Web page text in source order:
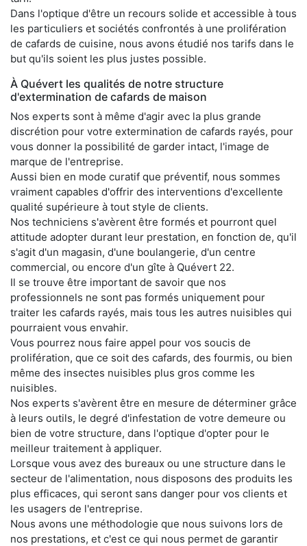
Dans l'optique d'être un recours solide et accessible à tous
les particuliers et sociétés confrontés à une prolifération
de cafards de cuisine, nous avons étudié nos tarifs dans le
but qu'ils soient les plus justes possible.
À Quévert les qualités de notre structure
d'extermination de cafards de maison
Nos experts sont à même d'agir avec la plus grande
discrétion pour votre extermination de cafards rayés, pour
vous donner la possibilité de garder intact, l'image de
marque de l'entreprise.
Aussi bien en mode curatif que préventif, nous sommes
vraiment capables d'offrir des interventions d'excellente
qualité supérieure à tout style de clients.
Nos techniciens s'avèrent être formés et pourront quel
attitude adopter durant leur prestation, en fonction de, qu'il
s'agit d'un magasin, d'une boulangerie, d'un centre
commercial, ou encore d'un gîte à Quévert 22.
Il se trouve être important de savoir que nos
professionnels ne sont pas formés uniquement pour
traiter les cafards rayés, mais tous les autres nuisibles qui
pourraient vous envahir.
Vous pourrez nous faire appel pour vos soucis de
prolifération, que ce soit des cafards, des fourmis, ou bien
même des insectes nuisibles plus gros comme les
nuisibles.
Nos experts s'avèrent être en mesure de déterminer grâce
à leurs outils, le degré d'infestation de votre demeure ou
bien de votre structure, dans l'optique d'opter pour le
meilleur traitement à appliquer.
Lorsque vous avez des bureaux ou une structure dans le
secteur de l'alimentation, nous disposons des produits les
plus efficaces, qui seront sans danger pour vos clients et
les usagers de l'entreprise.
Nous avons une méthodologie que nous suivons lors de
nos prestations, et c'est ce qui nous permet de garantir